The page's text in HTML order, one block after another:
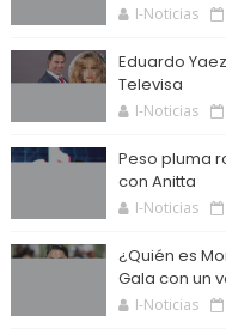
I-Noticias
Eduardo
Televisa
I-Noticias
Peso pluma
con Anitta
I-Noticias
¿Quién es
Gala con un
I-Noticias